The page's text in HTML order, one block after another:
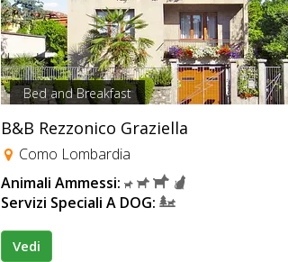
Bed and Breakfast
B&B Rezzonico Graziella
Como Lombardia
Animali Ammessi:
Servizi Speciali A DOG:
Vedi